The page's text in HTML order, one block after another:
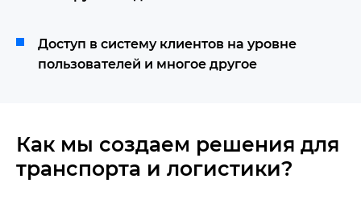
Доступ в систему клиентов на уровне
пользователей и многое другое
Как мы создаем решения для
транспорта и логистики?